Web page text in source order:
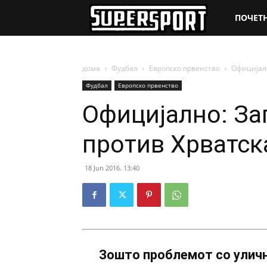
дома Фудбал Европско првенство
Фудбал Европско првенство
Официјално:
против
18 Jun 2016. 13:40
Зошто проблемот со